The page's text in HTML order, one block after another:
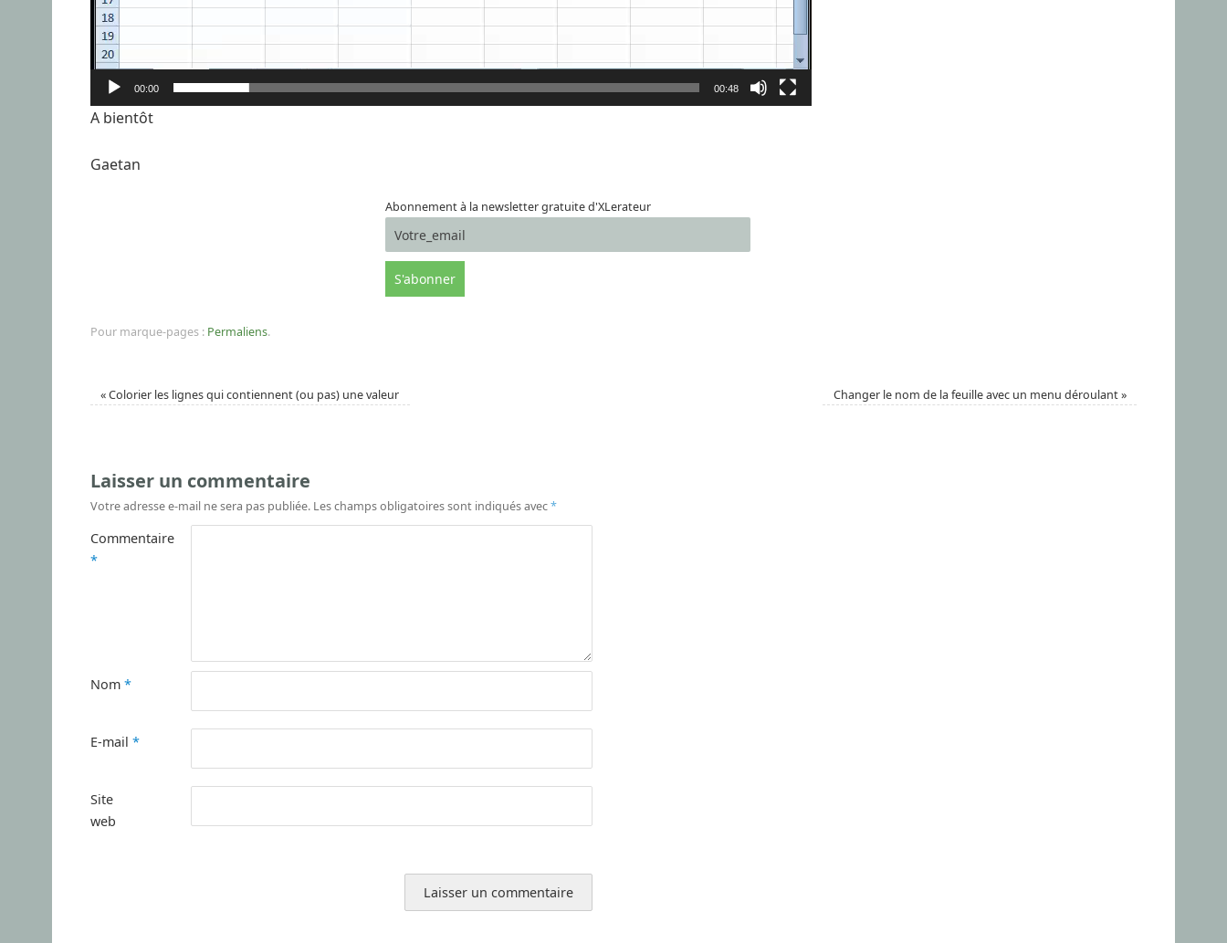
00:00 00:48
A bientôt
Gaetan
Abonnement à la newsletter gratuite d'XLerateur
Pour marque-pages : Permaliens.
«Colorier les lignes qui contiennent (ou pas) une valeur Changer le nom de la feuille avec un menu déroulant»
Laisser un commentaire
Votre adresse e-mail ne sera pas publiée. Les champs obligatoires sont indiqués avec*
Commentaire
*
Nom *
E-mail *
Site
web